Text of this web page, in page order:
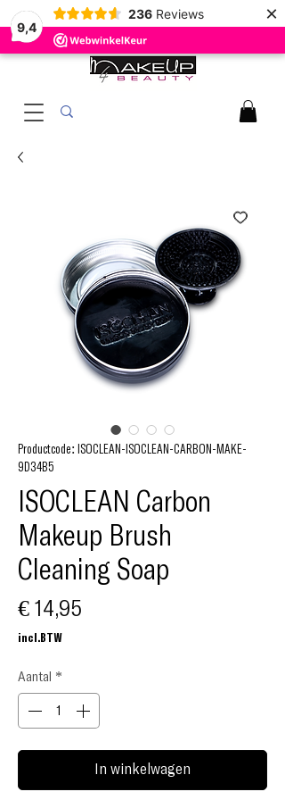
9,4
236 Reviews ×
Productcode: ISOCLEAN-ISOCLEAN-CARBON-MAKE-
9D34B5
ISOCLEAN Carbon
Makeup Brush
Cleaning Soap
€ 14,95
incl.BTW
Aantal *
In winkelwagen